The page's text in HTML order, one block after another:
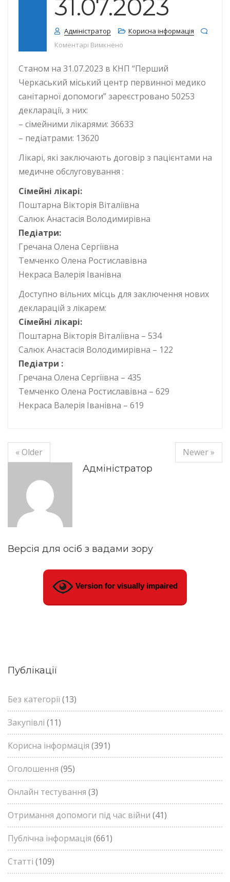
31.07.2023
Адміністратор
Корисна інформація
Коментарі Вимкнено
Станом на 31.07.2023 в КНП “Перший
Черкаський міський центр первинної медико
санітарної допомоги” зареєстровано 50253
декларації, з них:
– сімейними лікарями: 36633
– педіатрами: 13620
Лікарі, які заключають договір з пацієнтами на
медичне обслуговування :
Сімейні лікарі:
Поштарна Вікторія Віталіївна
Салюк Анастасія Володимирівна
Педіатри:
Гречана Олена Сергіївна
Темченко Олена Ростиславівна
Некраса Валерія Іванівна
Доступно вільних місць для заключення нових
декларацій з лікарем:
Сімейні лікарі:
Поштарна Вікторія Віталіївна – 534
Салюк Анастасія Володимирівна – 122
Педіатри :
Гречана Олена Сергіївна – 435
Темченко Олена Ростиславівна – 629
Некраса Валерія Іванівна – 619
« Older
Newer »
Адміністратор
Версія для осіб з вадами зору
Version for visually impaired
Публікації
Без категорії(13)
Закупівлі (11)
Корисна інформація (391)
Оголошення (95)
Онлайн тестування (3)
Отримання допомоги під час війни (41)
Публічна інформація (661)
Статті (109)